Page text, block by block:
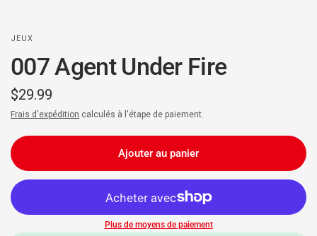
JEUX
007 Agent Under Fire
$29.99
Frais d'expédition calculés à l'étape de paiement.
Ajouter au panier
Plus de moyens de paiement